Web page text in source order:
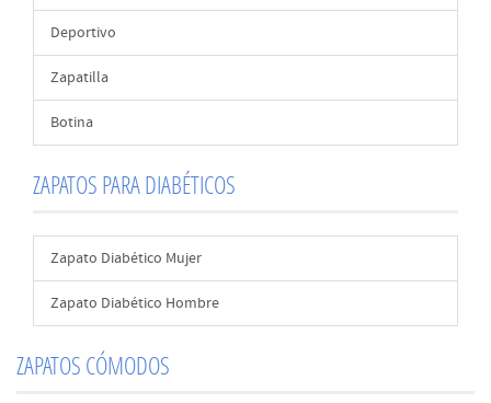
Deportivo
Zapatilla
Botina
ZAPATOS PARA DIABÉTICOS
Zapato Diabético Mujer
Zapato Diabético Hombre
ZAPATOS CÓMODOS